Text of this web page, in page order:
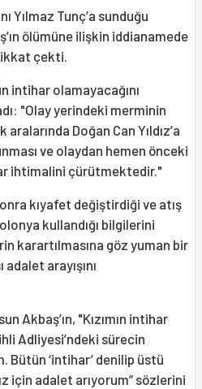
Yılmaz Tunç’a sunduğu
ölümüne ilişkin iddianamede
çekti.
intihar olamayacağını
"Olay yerindeki merminin
Doğan Can Yıldız’a
ve olaydan hemen önceki
ihtimalini çürütmektedir."
kıyafet değiştirdiği ve atış
kullandığı bilgilerini
karartılmasına göz yuman bir
arayışını
Akbaş’ın, "Kızımın intihar
Adliyesi’ndeki sürecin
Bütün ‘intihar’ denilip üstü
için adalet arıyorum” sözlerini